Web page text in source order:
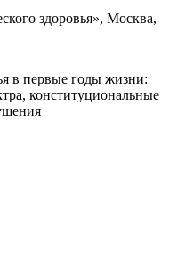
здоровья», Москва,
в первые годы жизни:
конституциональные